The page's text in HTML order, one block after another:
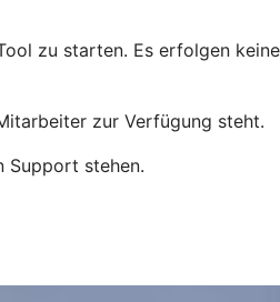
zu starten. Es erfolgen keine
zur Verfügung steht.
Support stehen.